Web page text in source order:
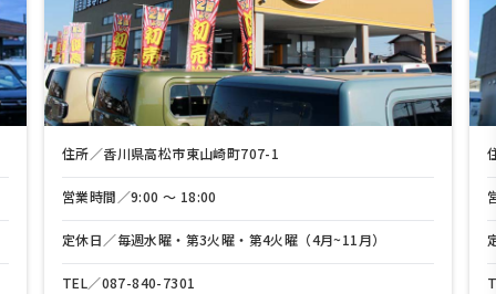
住所／香川県高松市東山崎町707-1
営業時間／9:00 〜 18:00
定休日／毎週水曜・第3火曜・第4火曜（4月~11月）
TEL／087-840-7301